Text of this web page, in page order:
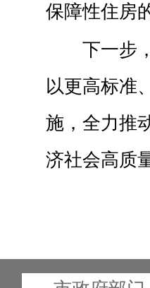
保障性住房
下一步
以更高标准
施，全力推
济社会高质